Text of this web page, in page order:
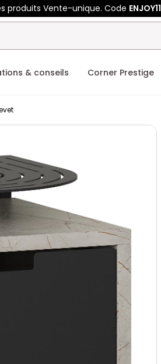
produits Vente-unique. Code ENJOY11
& conseils Corner Prestige